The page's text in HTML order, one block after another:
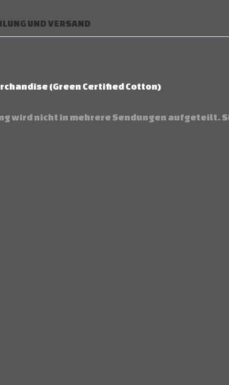
UND VERSAND
(Green Certified Cotton)
wird nicht in mehrere Sendungen